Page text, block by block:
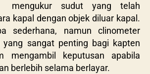
mengukur sudut yang telah
kapal dengan objek diluar kapal.
sederhana, namun clinometer
sangat penting bagi kapten
mengambil keputusan apabila
berlebih selama berlayar.